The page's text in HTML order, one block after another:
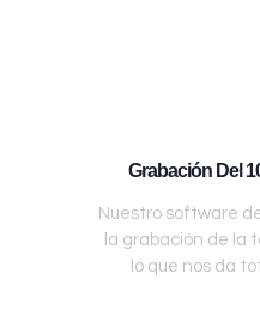
Grabación Del
Nuestro software
la grabación de la
lo que nos da